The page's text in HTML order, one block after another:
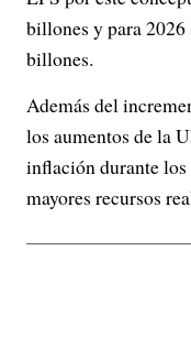
billones y para 2026
billones.
Además del
los aumentos de la
inflación durante
mayores recursos